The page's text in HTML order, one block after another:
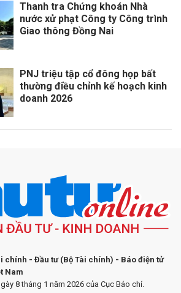
Thanh tra Chứng khoán Nhà
nước xử phạt Công ty Công trình
Giao thông Đồng Nai
PNJ triệu tập cổ đông họp bất
thường điều chỉnh kế hoạch kinh
doanh 2026
chính - Đầu tư (Bộ Tài chính) - Báo điện tử
Nam
8 tháng 1 năm 2026 của Cục Báo chí.